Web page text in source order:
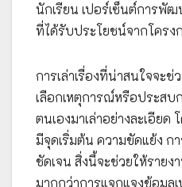
นักเรียน เปอร์เซ็นต์การพั
ที่ได้รับประโยชน์จากโครง
การเล่าเรื่องที่น่าสนใจจะ
เลือกเหตุการณ์หรือประส
ตนเองมาเล่าอย่างละเอียด
มีจุดเริ่มต้น ความขัดแย้ง
ชัดเจน สิ่งนี้จะช่วยให้ราย
มากกว่าการแจกแจงข้อมูลเ